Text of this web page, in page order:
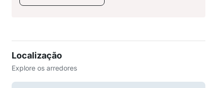
Localização
Explore os arredores